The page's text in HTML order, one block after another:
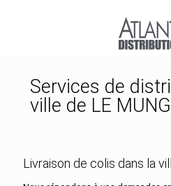
Services de
ville de LE MUNG
Livraison de colis dans la